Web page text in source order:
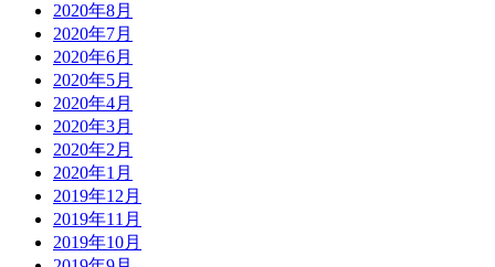
2020年8月
2020年7月
2020年6月
2020年5月
2020年4月
2020年3月
2020年2月
2020年1月
2019年12月
2019年11月
2019年10月